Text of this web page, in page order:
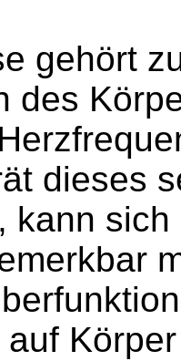
gehört
des
dieses
kann